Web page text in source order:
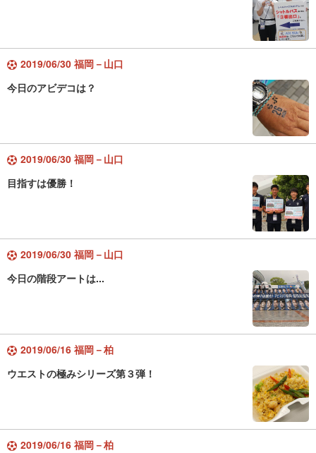
2019/06/30 福岡－山口
今日のアビデコは？
2019/06/30 福岡－山口
目指すは優勝！
2019/06/30 福岡－山口
今日の階段アートは...
2019/06/16 福岡－柏
ウエストの極みシリーズ第３弾！
2019/06/16 福岡－柏